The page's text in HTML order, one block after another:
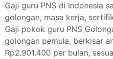
Gaji guru PNS di Indonesia
golongan, masa kerja,
Gaji pokok guru PNS
golongan pemula, berkisar
Rp2.901.400 per bulan,